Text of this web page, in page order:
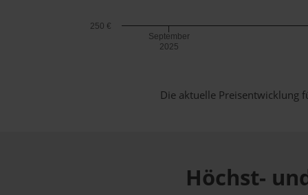
September
2025
250 €
Die aktuelle Preisentwicklung
Höchst-